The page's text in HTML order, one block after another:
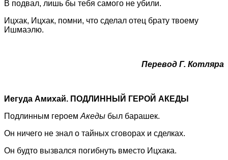
В подвал, лишь бы тебя самого не убили.
Ицхак, Ицхак, помни, что сделал отец брату твоему
Ишмаэлю.
Перевод Г. Котляра
Иегуда Амихай. ПОДЛИННЫЙ ГЕРОЙ АКЕДЫ
Подлинным героемАкеды был барашек.
Он ничего не знал о тайных сговорах и сделках.
Он будто вызвался погибнуть вместо Ицхака.